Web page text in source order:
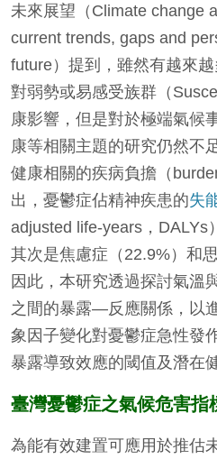
未來展望（Climate change
current trends, gaps and
future）提到，雖然有越來
對弱勢或易感受族群（
康影響，但是對於極端氣候
康等相關主題的研究仍然不
健康相關的疾病負擔（
出，憂鬱症佔精神疾患的失
adjusted life-years，DALYs
其次是焦慮症（22.9%）和
因此，本研究透過探討氣溫
之間的暴露—反應關係，以
象因子變化對憂鬱症急性發
暴露導致效應的閾值及潛在
臺灣憂鬱症之氣候危害指
為能有效建置可應用於推估